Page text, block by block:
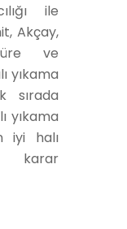
ile
Akçay,
ve
yıkama
sırada
yıkama
iyi halı
karar